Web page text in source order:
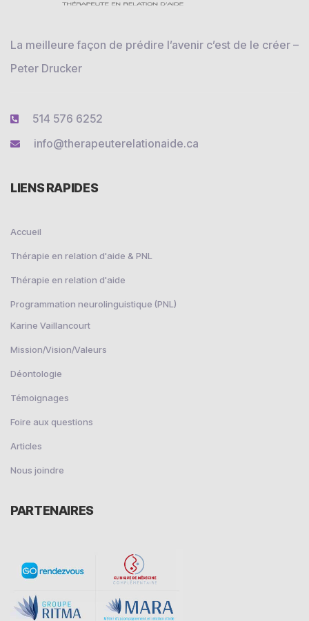
La meilleure façon de prédire l’avenir c’est de le créer –
Peter Drucker
514 576 6252
info@therapeuterelationaide.ca
LIENS RAPIDES
Accueil
Thérapie en relation d'aide & PNL
Thérapie en relation d'aide
Programmation neurolinguistique (PNL)
Karine Vaillancourt
Mission/Vision/Valeurs
Déontologie
Témoignages
Foire aux questions
Articles
Nous joindre
PARTENAIRES